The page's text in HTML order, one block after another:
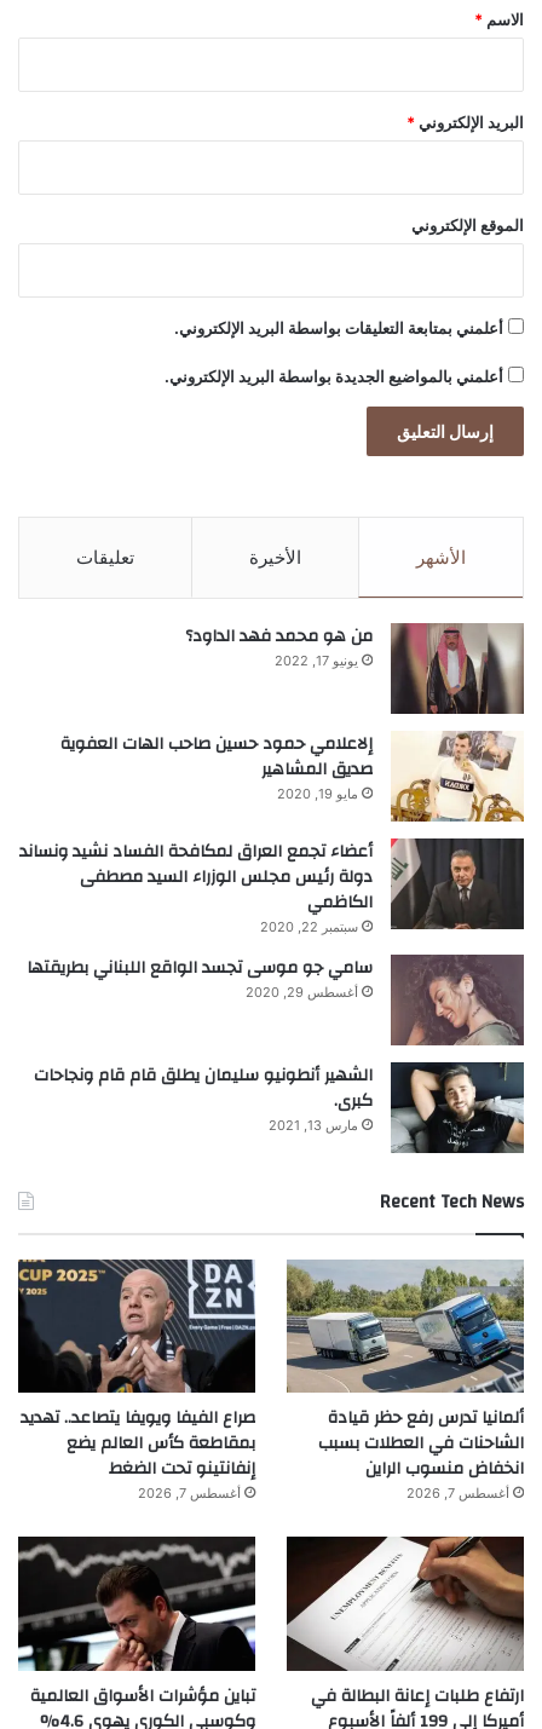
khabar3ajeldubai.com — الفنانة ميرا مخايل تحتفل بعيد
ميلادها
الفنانة بعيد تحتفل مخايل
*
الاسم *
البريد الإلكتروني*
الموقع الإلكتروني
أعلمني بمتابعة التعليقات بواسطة البريد الإلكتروني.
أعلمني بالمواضيع الجديدة بواسطة البريد الإلكتروني.
الأشهر الأخيرة تعليقات
من هو محمد فهد الداود؟
يونيو 17, 2022
إلاعلامي حمود حسين صاحب الهات العفوية
صديق المشاهير
مايو 19, 2020
أعضاء تجمع العراق لمكافحة الفساد نشيد ونساند
دولة رئيس مجلس الوزراء السيد مصطفى
الكاظمي
سبتمبر 22, 2020
سامي جو موسى تجسد الواقع اللبناني بطريقتها
أغسطس 29, 2020
الشهير أنطونيو سليمان يطلق قام قام ونجاحات
كبرى.
مارس 13, 2021
Recent Tech News
ألمانيا تدرس رفع حظر قيادة
الشاحنات في العطلات بسبب
انخفاض منسوب الراين
أغسطس 7, 2026
صراع الفيفا ويويفا يتصاعد.. تهديد
بمقاطعة كأس العالم يضع
إنفانتينو تحت الضغط
أغسطس 7, 2026
ارتفاع طلبات إعانة البطالة في
أميركا إلى 199 ألفاً الأسبوع
تباين مؤشرات الأسواق العالمية
وكوسبي الكوري يهوي 4.6%